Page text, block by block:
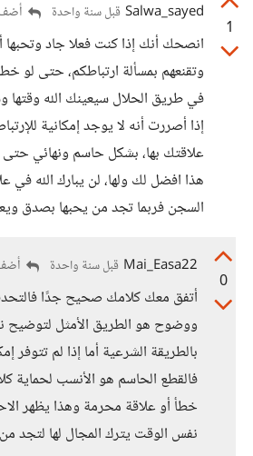
1
Salwa_sayed قبل سنة واحدة
انصحك أنك إذا كنت فعلا جاد
وتقنعهم بمسألة ارتباطكم، حتى لو
في طريق الحلال سيعينك الله وقتها
إذا أصررت أنه لا يوجد إمكانية
علاقتك بها، بشكل حاسم ونهائي
هذا افضل لك ولها، لن يبارك الله في
السجن فربما تجد من يحبها بصدق
0
Mai_Easa22 قبل سنة واحدة
أتفق معك كلامك صحيح جدًا
ووضوح هو الطريق الأمثل لتوضيح
بالطريقة الشرعية أما إذا لم تتوفر
فالقطع الحاسم هو الأنسب لحماية
خطأ أو علاقة محرمة وهذا يظهر
نفس الوقت يترك المجال لها لتجد